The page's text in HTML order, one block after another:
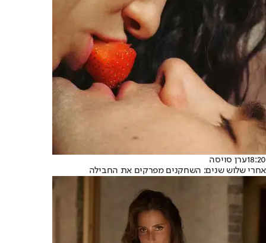
18:20ערן סויסה
אחרי שלוש שנים: השחקנים מפרקים את החבילה